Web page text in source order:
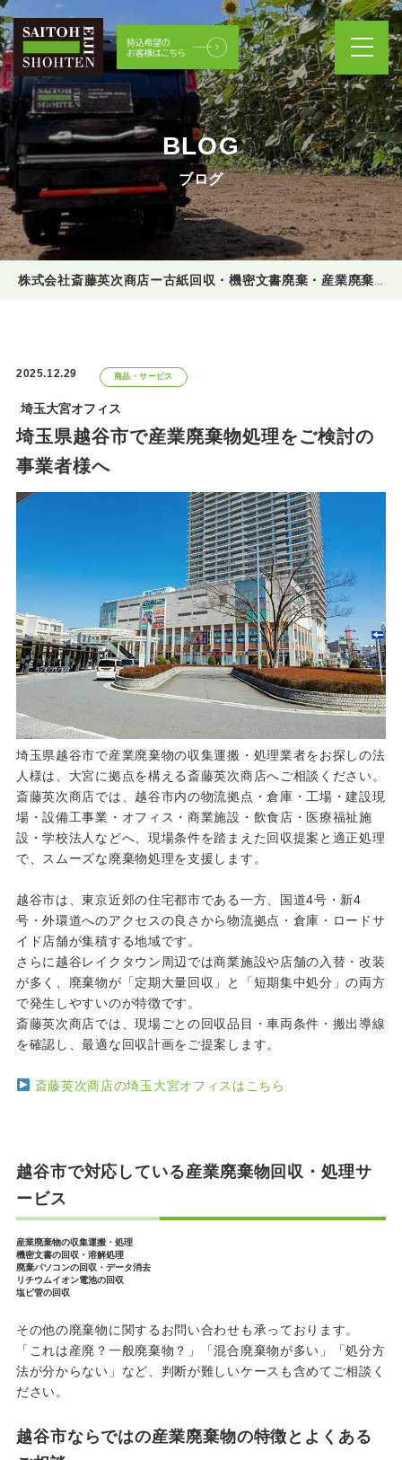
BLOG
ブログ
2025.12.29 商品・サービス
埼玉大宮オフィス
埼玉県越谷市で産業廃棄物処理をご検討の
事業者様へ
埼玉県越谷市で産業廃棄物の収集運搬・処理業者をお探しの法
人様は、大宮に拠点を構える斎藤英次商店へご相談ください。
斎藤英次商店では、越谷市内の物流拠点・倉庫・工場・建設現
場・設備工事業・オフィス・商業施設・飲食店・医療福祉施
設・学校法人などへ、現場条件を踏まえた回収提案と適正処理
で、スムーズな廃棄物処理を支援します。
越谷市は、東京近郊の住宅都市である一方、国道4号・新4
号・外環道へのアクセスの良さから物流拠点・倉庫・ロードサ
イド店舗が集積する地域です。
さらに越谷レイクタウン周辺では商業施設や店舗の入替・改装
が多く、廃棄物が「定期大量回収」と「短期集中処分」の両方
で発生しやすいのが特徴です。
斎藤英次商店では、現場ごとの回収品目・車両条件・搬出導線
を確認し、最適な回収計画をご提案します。
斎藤英次商店の埼玉大宮オフィスはこちら
越谷市で対応している産業廃棄物回収・処理サ
ービス
産業廃棄物の収集運搬・処理
機密文書の回収・溶解処理
廃棄パソコンの回収・データ消去
リチウムイオン電池の回収
塩ビ管の回収
その他の廃棄物に関するお問い合わせも承っております。
「これは産廃？一般廃棄物？」「混合廃棄物が多い」「処分方
法が分からない」など、判断が難しいケースも含めてご相談く
ださい。
越谷市ならではの産業廃棄物の特徴とよくある